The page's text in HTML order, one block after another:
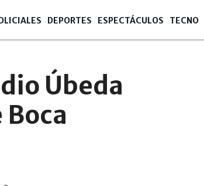
DEPORTES ESPECTÁCULOS TECNO
Úbeda
Boca